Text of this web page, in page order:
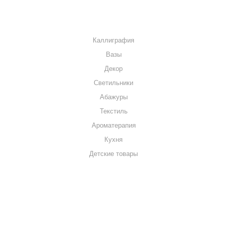
Каллиграфия
Вазы
Декор
Светильники
Абажуры
Текстиль
Ароматерапия
Кухня
Детские товары